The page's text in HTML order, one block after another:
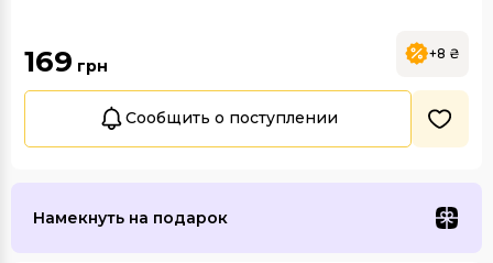
169 грн
+8 ₴
Сообщить о поступлении
Намекнуть на подарок